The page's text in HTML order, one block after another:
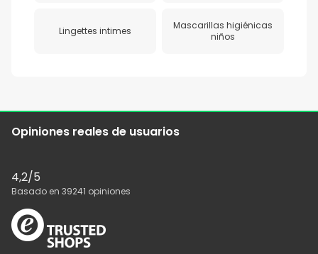
Lingettes intimes
Mascarillas higiénicas
niños
Opiniones reales de usuarios
4,2/5
Basado en 39241 opiniones